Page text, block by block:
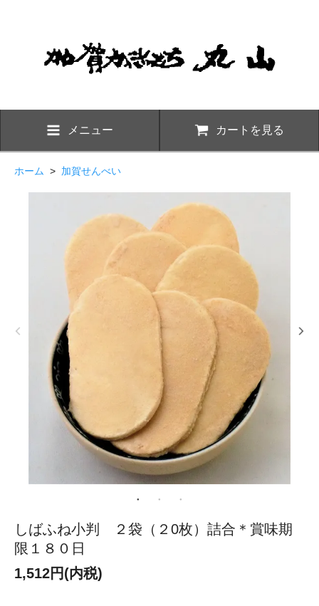
メニュー カートを見る
ホーム > 加賀せんべい
しばふね小判 ２袋（２0枚）詰合＊賞味期
限１８０日
1,512円(内税)